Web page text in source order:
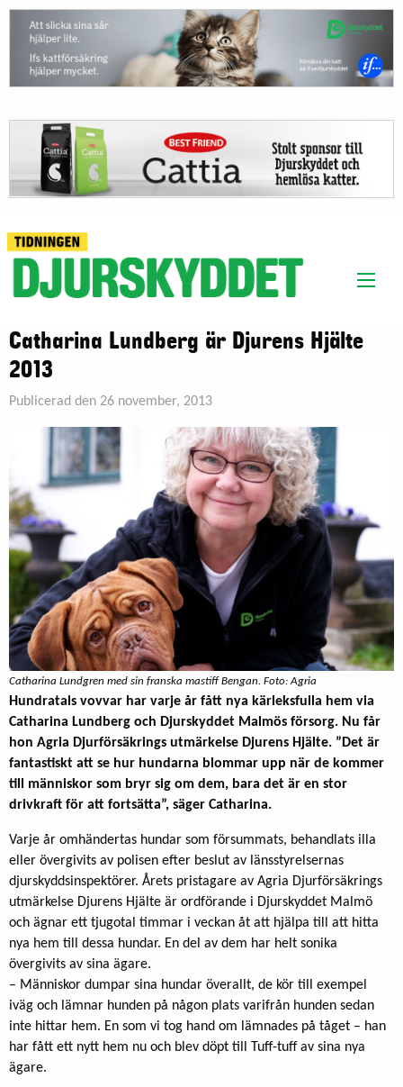
Catharina Lundberg är Djurens Hjälte
2013
Publicerad den 26 november, 2013
Catharina Lundgren med sin franska mastiff Bengan. Foto: Agria
Hundratals vovvar har varje år fått nya kärleksfulla hem via
Catharina Lundberg och Djurskyddet Malmös försorg. Nu får
hon Agria Djurförsäkrings utmärkelse Djurens Hjälte. ”Det är
fantastiskt att se hur hundarna blommar upp när de kommer
till människor som bryr sig om dem, bara det är en stor
drivkraft för att fortsätta”, säger Catharina.
Varje år omhändertas hundar som försummats, behandlats illa
eller övergivits av polisen efter beslut av länsstyrelsernas
djurskyddsinspektörer. Årets pristagare av Agria Djurförsäkrings
utmärkelse Djurens Hjälte är ordförande i Djurskyddet Malmö
och ägnar ett tjugotal timmar i veckan åt att hjälpa till att hitta
nya hem till dessa hundar. En del av dem har helt sonika
övergivits av sina ägare.
– Människor dumpar sina hundar överallt, de kör till exempel
iväg och lämnar hunden på någon plats varifrån hunden sedan
inte hittar hem. En som vi tog hand om lämnades på tåget – han
har fått ett nytt hem nu och blev döpt till Tuff-tuff av sina nya
ägare.